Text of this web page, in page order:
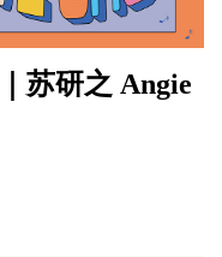
苏研之 Angie